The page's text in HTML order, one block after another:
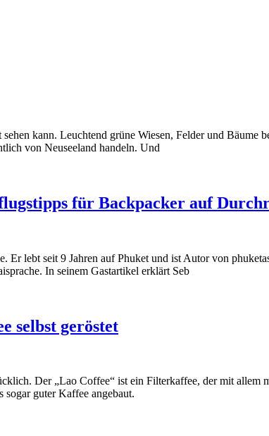
kann. Leuchtend grüne Wiesen, Felder und
von Neuseeland handeln. Und
für Backpacker auf
Er lebt seit 9 Jahren auf Phuket und ist Autor von
In seinem Gastartikel erklärt Seb
selbst geröstet
Der „Lao Coffee“ ist ein Filterkaffee, der mit allem
guter Kaffee angebaut.